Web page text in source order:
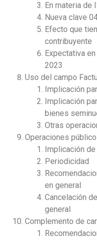
En materia de
Nueva clave
Efecto que
contribuyente
Expectativa
2023
Uso del campo
Implicación
Implicación
bienes
Otras
Operaciones público
Implicación
Periodicidad
en general
Cancelación
general
Complemento de